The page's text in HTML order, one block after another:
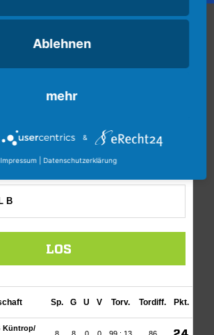
Ablehnen
mehr
&
Impressum Datenschutzerklärung